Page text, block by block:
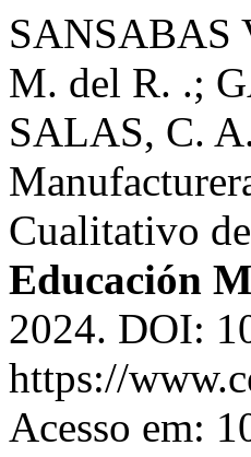
SANSABAS
M. del R. .;
SALAS, C.
Cualitativo
Educación
2024. DOI:
https://
Acesso em: